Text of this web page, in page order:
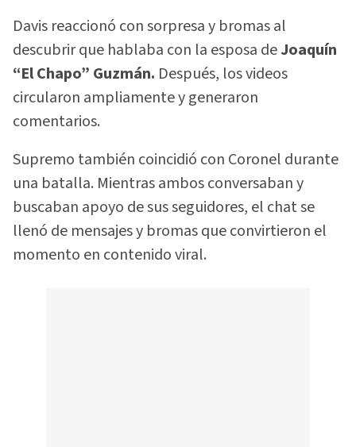
Davis reaccionó con sorpresa y bromas al
descubrir que hablaba con la esposa deJoaquín
“El Chapo” Guzmán. Después, los videos
circularon ampliamente y generaron
comentarios.
Supremo también coincidió con Coronel durante
una batalla. Mientras ambos conversaban y
buscaban apoyo de sus seguidores, el chat se
llenó de mensajes y bromas que convirtieron el
momento en contenido viral.